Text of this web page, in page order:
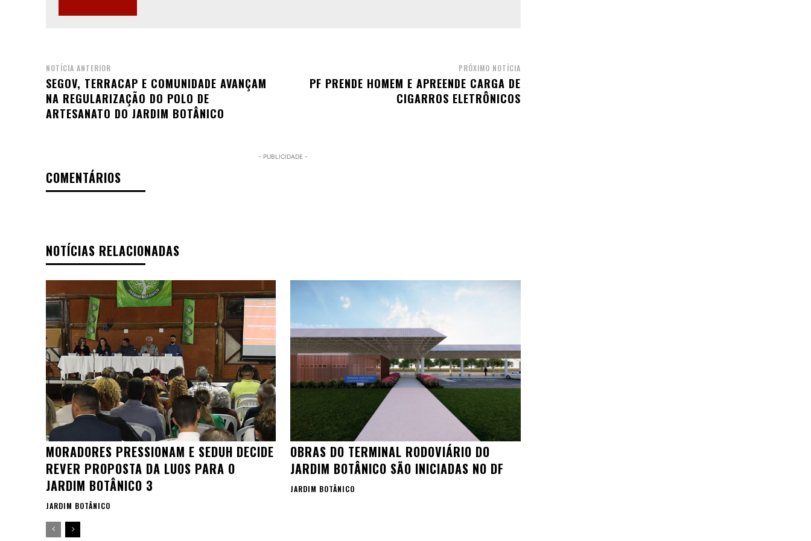
NOTÍCIA ANTERIOR
SEGOV, TERRACAP E COMUNIDADE AVANÇAM
NA REGULARIZAÇÃO DO POLO DE
ARTESANATO DO JARDIM BOTÂNICO
PRÓXIMO NOTÍCIA
PF PRENDE HOMEM E APREENDE CARGA DE
CIGARROS ELETRÔNICOS
- PUBLICIDADE -
COMENTÁRIOS
NOTÍCIAS RELACIONADAS
MORADORES PRESSIONAM E SEDUH DECIDE
REVER PROPOSTA DA LUOS PARA O
JARDIM BOTÂNICO 3
JARDIM BOTÂNICO
OBRAS DO TERMINAL RODOVIÁRIO DO
JARDIM BOTÂNICO SÃO INICIADAS NO DF
JARDIM BOTÂNICO